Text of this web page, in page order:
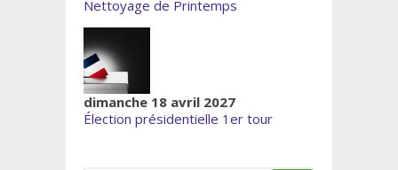
Nettoyage de Printemps
dimanche 18 avril 2027
Élection présidentielle 1er tour